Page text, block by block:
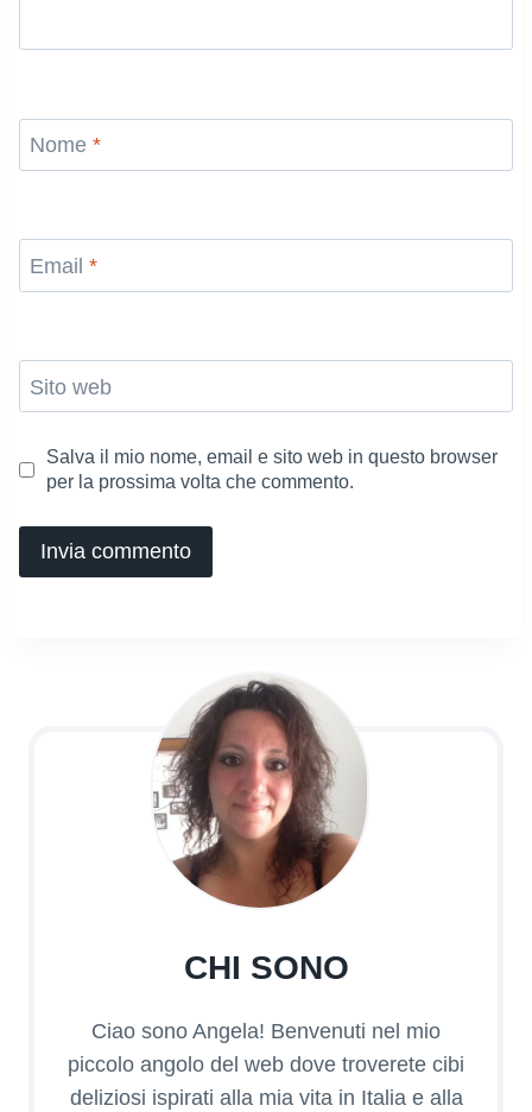
Nome *
Email *
Sito web
Salva il mio nome, email e sito web in questo browser
per la prossima volta che commento.
CHI SONO
Ciao sono Angela! Benvenuti nel mio
piccolo angolo del web dove troverete cibi
deliziosi ispirati alla mia vita in Italia e alla